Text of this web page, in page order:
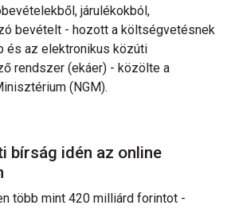
járulékokból,
bevételt - hozott a költségvetésnek
és az elektronikus közúti
rendszer (ekáer) - közölte a
(NGM).
bírság idén az online
több mint 420 milliárd forintot -